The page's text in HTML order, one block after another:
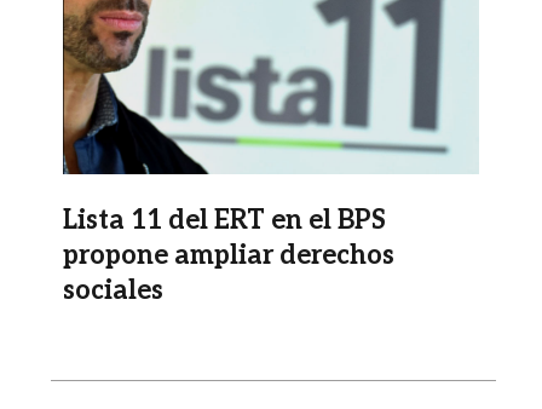
Lista 11 del ERT en el BPS
propone ampliar derechos
sociales